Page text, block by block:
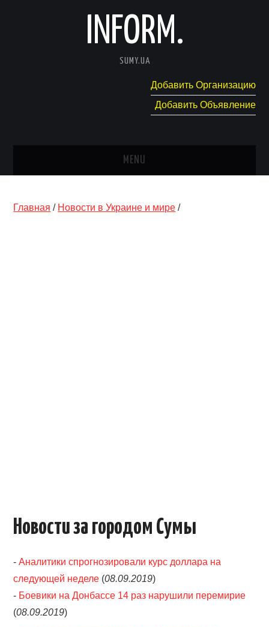
INFORM.
SUMY.UA
Добавить Организацию
Добавить Объявление
MENU
Главная / Новости в Украине и мире /
Новости за городом Сумы
-Аналитики спрогнозировали курс доллара на
следующей неделе (08.09.2019)
- Боевики на Донбассе 14 раз нарушили перемирие
(08.09.2019)